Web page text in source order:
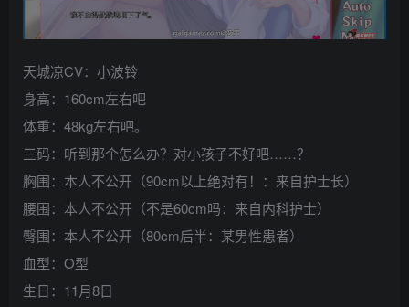
天城凉CV：小波铃
身高：160cm左右吧
体重：48kg左右吧。
三码：听到那个怎么办？对小孩子不好吧……？
胸围：本人不公开（90cm以上绝对有！：来自护士长）
腰围：本人不公开（不是60cm吗：来自内科护士）
臀围：本人不公开（80cm后半：某男性患者）
血型：O型
生日：11月8日